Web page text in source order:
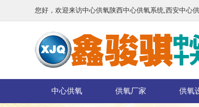
您好，欢迎来访中心供氧陕西中心供氧系统,西安中心
中心供氧 供氧厂家 供氧